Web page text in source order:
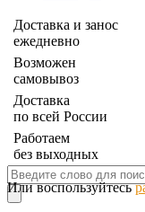
Доставка и занос
ежедневно
Возможен
самовывоз
Доставка
по всей России
Работаем
без выходных
Или воспользуйтесь